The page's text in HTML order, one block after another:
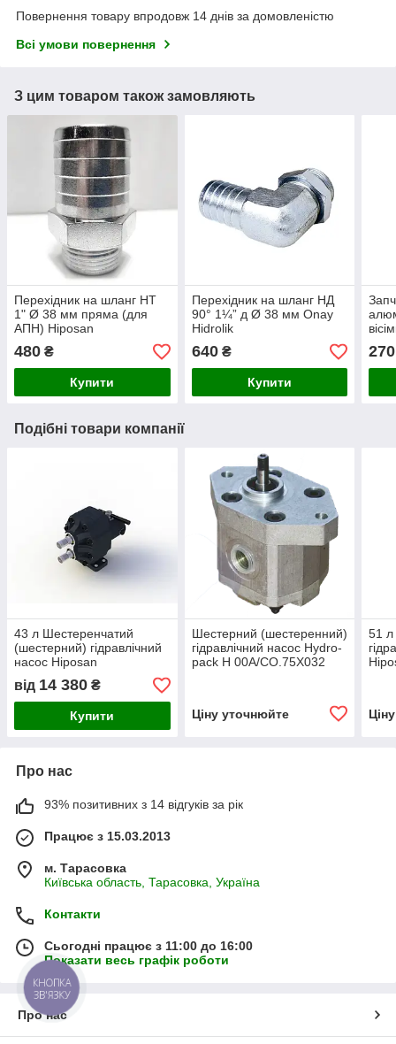
Повернення товару впродовж 14 днів за домовленістю
Всі умови повернення
З цим товаром також замовляють
Перехідник на шланг НТ
1" Ø 38 мм пряма (для
АПН) Hiposan
480 ₴
Купити
Перехідник на шланг НД
90° 1¼” д Ø 38 мм Onay
Hidrolik
640₴
Купити
270
Подібні товари компанії
43 л Шестеренчатий
(шестерний) гідравлічний
насос Hiposan
від 14 380 ₴
Купити
Шестерний (шестеренний)
гідравлічний насос Hydro-
pack H 00A/CO.75X032
Ціну уточнюйте
51
Про нас
93% позитивних з 14 відгуків за рік
Працює з 15.03.2013
м. Тарасовка
Київська область, Тарасовка, Україна
Контакти
Сьогодні працює з 11:00 до 16:00
Показати весь графік роботи
Про нас
КНОПКА
ЗВ'ЯЗКУ